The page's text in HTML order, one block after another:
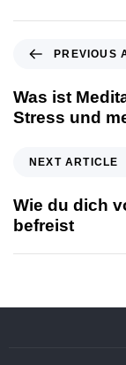
PREVIOUS
Was ist
Stress und
NEXT ARTICLE
Wie du dich
befreist